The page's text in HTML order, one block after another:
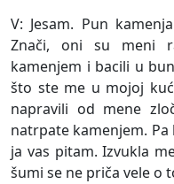
V: Jesam. Pun
Znači, oni su meni
kamenjem i bacili u
što ste me u mojoj
napravili od mene
natrpate kamenjem.
ja vas pitam. Izvukla
šumi se ne priča vele o